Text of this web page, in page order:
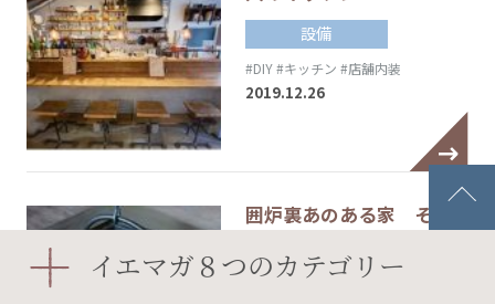
設備
#DIY#キッチン #店舗内装
2019.12.26
囲炉裏あのある家 その
1【こんな家に住みた…
設備
イエマガ８つのカテゴリー